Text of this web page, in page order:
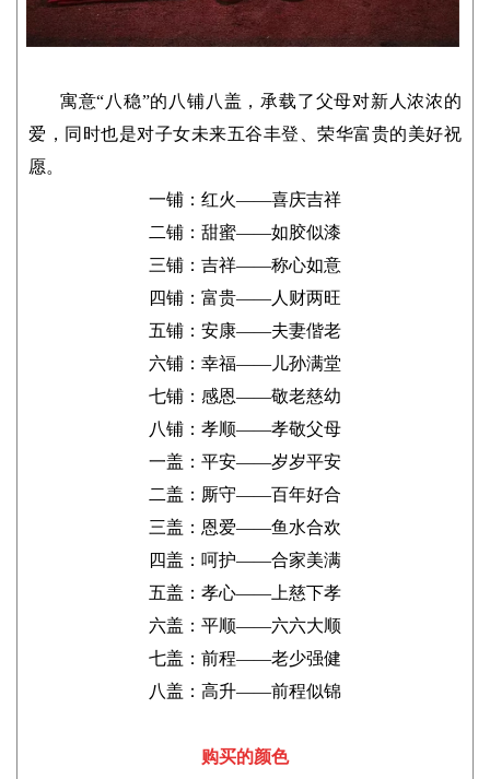
寓意“八稳”的八铺八盖，承载了父母对新人浓浓的
爱，同时也是对子女未来五谷丰登、荣华富贵的美好祝
愿。
一铺：红火——喜庆吉祥
二铺：甜蜜——如胶似漆
三铺：吉祥——称心如意
四铺：富贵——人财两旺
五铺：安康——夫妻偕老
六铺：幸福——儿孙满堂
七铺：感恩——敬老慈幼
八铺：孝顺——孝敬父母
一盖：平安——岁岁平安
二盖：厮守——百年好合
三盖：恩爱——鱼水合欢
四盖：呵护——合家美满
五盖：孝心——上慈下孝
六盖：平顺——六六大顺
七盖：前程——老少强健
八盖：高升——前程似锦
购买的颜色